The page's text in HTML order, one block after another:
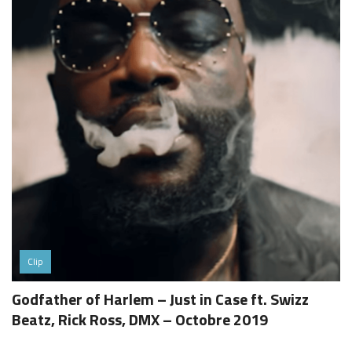
Clip
Godfather of Harlem – Just in Case ft. Swizz
Beatz, Rick Ross, DMX – Octobre 2019